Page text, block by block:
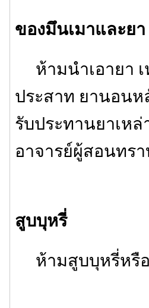
ของมึนเมาและยา
ห้ามนำเอายา เ
ประสาท ยานอนห
รับประทานยาเห
อาจารย์ผู้สอนทร
สูบบุหรี่
ห้ามสูบบุหรี่หรือ